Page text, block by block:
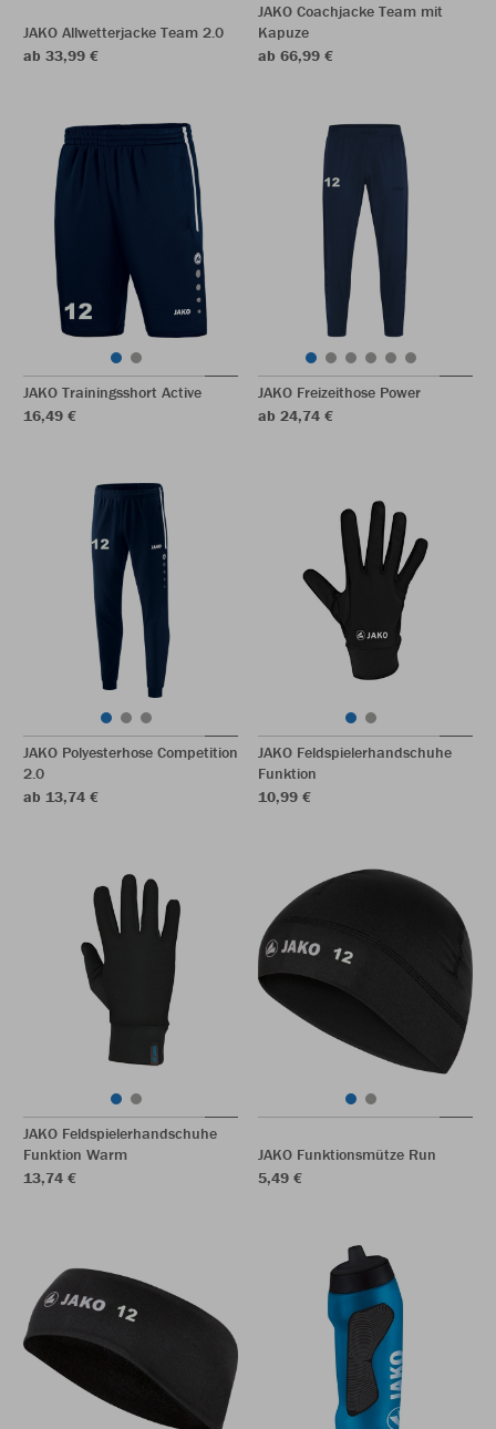
JAKO Allwetterjacke Team 2.0
ab 33,99 €
JAKO Coachjacke Team mit
Kapuze
ab 66,99 €
JAKO Trainingsshort Active
16,49 €
JAKO Freizeithose Power
ab 24,74 €
JAKO Polyesterhose Competition
2.0
ab 13,74 €
JAKO Feldspielerhandschuhe
Funktion
10,99 €
JAKO Feldspielerhandschuhe
Funktion Warm
13,74 €
JAKO Funktionsmütze Run
5,49 €